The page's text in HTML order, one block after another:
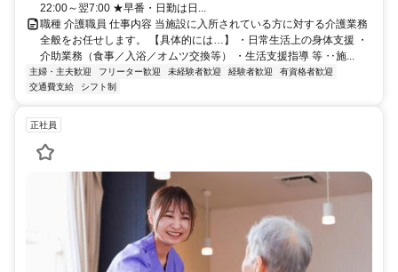
22:00～翌7:00 ★早番・日勤は日...
職種 介護職員 仕事内容 当施設に入所されている方に対する介護業務
全般をお任せします。 【具体的には…】 ・日常生活上の身体支援 ・
介助業務（食事／入浴／オムツ交換等） ・生活支援指導 等 ‥施...
主婦・主夫歓迎 フリーター歓迎 未経験者歓迎 経験者歓迎
有資格者歓迎
交通費支給
シフト制
正社員